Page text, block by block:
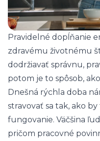
Pravidelné dopĺňanie
zdravému životnému
dodržiavať správnu,
potom je to spôsob,
Dnešná rýchla doba
stravovať sa tak, ako
fungovanie. Väčšina
pričom pracovné